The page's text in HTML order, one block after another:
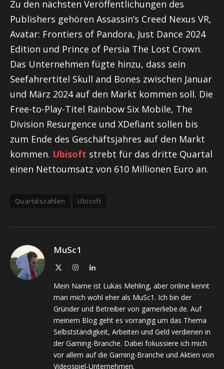
Zu den nächsten Veröffentlichungen des
Publishers gehören Assassin’s Creed Nexus VR,
Avatar: Frontiers of Pandora, Just Dance 2024
Edition und Prince of Persia The Lost Crown.
Das Unternehmen fügte hinzu, dass sein
Seefahrertitel Skull and Bones zwischen Januar
und März 2024 auf den Markt kommen soll. Die
Free-to-Play-Titel Rainbow Six Mobile, The
Division Resurgence und XDefiant sollen bis
zum Ende des Geschäftsjahres auf den Markt
kommen. Ubisoft strebt für das dritte Quartal
einen Nettoumsatz von 610 Millionen Euro an.
Quartalszahlen Ubisoft
MuSc1
InstagramLinkedIn
Mein Name ist Lukas Mehling, aber online kennt
man mich wohl eher als MuSc1. Ich bin der
Gründer und Betreiber von gamerliebe.de. Auf
meinem Blog geht es vorrangig um das Thema
Selbstständigkeit, Arbeiten und Geld verdienen in
der Gaming-Branche. Dabei fokussiere ich mich
vor allem auf die Gaming-Branche und Aktien von
Videospiel-Unternehmen.